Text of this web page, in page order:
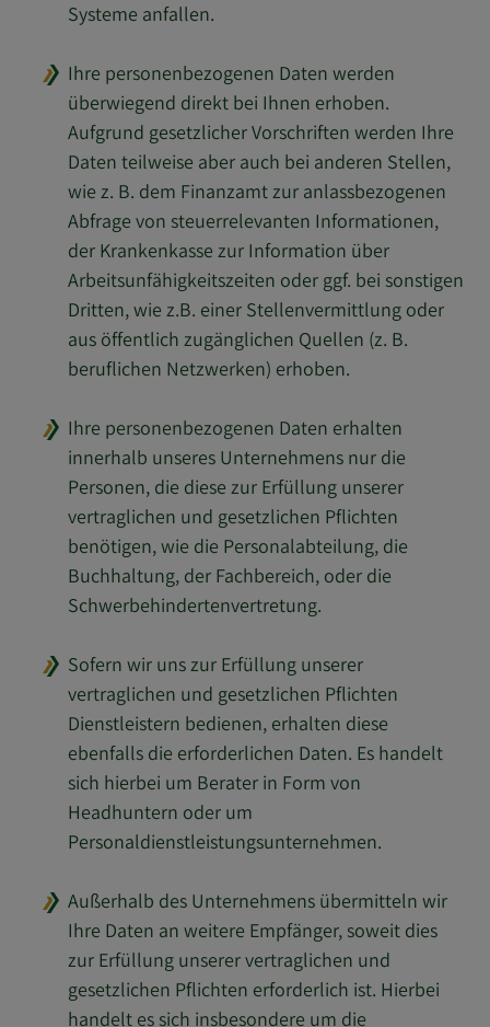
Systeme anfallen.
Ihre personenbezogenen Daten werden
überwiegend direkt bei Ihnen erhoben.
Aufgrund gesetzlicher Vorschriften werden Ihre
Daten teilweise aber auch bei anderen Stellen,
wie z. B. dem Finanzamt zur anlassbezogenen
Abfrage von steuerrelevanten Informationen,
der Krankenkasse zur Information über
Arbeitsunfähigkeitszeiten oder ggf. bei sonstigen
Dritten, wie z.B. einer Stellenvermittlung oder
aus öffentlich zugänglichen Quellen (z. B.
beruflichen Netzwerken) erhoben.
Ihre personenbezogenen Daten erhalten
innerhalb unseres Unternehmens nur die
Personen, die diese zur Erfüllung unserer
vertraglichen und gesetzlichen Pflichten
benötigen, wie die Personalabteilung, die
Buchhaltung, der Fachbereich, oder die
Schwerbehindertenvertretung.
Sofern wir uns zur Erfüllung unserer
vertraglichen und gesetzlichen Pflichten
Dienstleistern bedienen, erhalten diese
ebenfalls die erforderlichen Daten. Es handelt
sich hierbei um Berater in Form von
Headhuntern oder um
Personaldienstleistungsunternehmen.
Außerhalb des Unternehmens übermitteln wir
Ihre Daten an weitere Empfänger, soweit dies
zur Erfüllung unserer vertraglichen und
gesetzlichen Pflichten erforderlich ist. Hierbei
handelt es sich insbesondere um die